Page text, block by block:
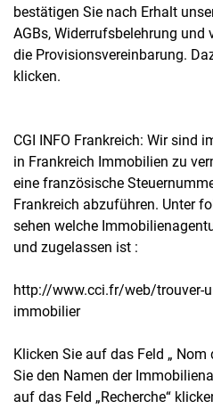
bestätigen Sie nach Erhalt
AGBs, Widerrufsbelehrung und
die Provisionsvereinbarung.
klicken.
CGI INFO Frankreich: Wir sind
in Frankreich Immobilien zu
eine französische
Frankreich abzuführen. Unter
sehen welche
und zugelassen ist :
http://www.cci.fr/web/trouver-
immobilier
Klicken Sie auf das Feld „ Nom
Sie den Namen der
auf das Feld „Recherche“